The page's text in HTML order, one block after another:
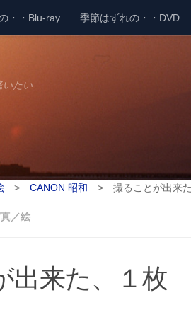
・・Blu-ray 季節はずれの・・DVD
いたい
> CANON 昭和 > 撮ることが出来
／絵
出来た、１枚